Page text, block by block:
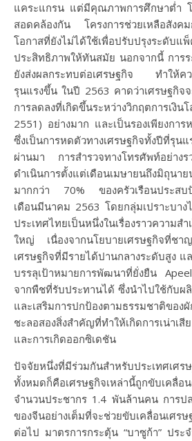
แคระแกรน แต่มีคุณภาพการศึกษาต่ำ
สอดคล้องกัน โครงการช่วยเหลือสัง
โอกาสที่ยังไม่ได้ใช้เพื่อปรับปรุงระดับแ
ประสิทธิภาพให้ทันสมัย นอกจากนี้ การ
ยังส่งผลกระทบต่อเศรษฐกิจ ทำให้คว
รุนแรงขึ้น ในปี 2563 คาดว่าเศรษฐกิจ
การลดลงที่เกิดขึ้นระหว่างวิกฤตการเงิ
2551) อย่างมาก และเป็นรองเพียงกา
ซึ่งเป็นการหดตัวทางเศรษฐกิจทั้งปีที่รุ
ผ่านมา การสำรวจทางโทรศัพท์อย่างร
ดำเนินการตั้งแต่เดือนเมษายนถึงมิถุนา
มากกว่า 70% ของครัวเรือนประสบ
เดือนมีนาคม 2563 โดยกลุ่มเปราะบา
ประเทศไทยเป็นหนึ่งในเรื่องราวความส
ใหญ่ เนื่องจากนโยบายเศรษฐกิจที่ช
เศรษฐกิจที่มีรายได้ปานกลางระดับสูง แ
บรรลุเป้าหมายการพัฒนาที่ยั่งยืน
จากพืชที่รับประทานได้ ซึ่งนำไปใช้กับ
และเสริมการปกป้องตามธรรมชาติข
ชะลอสองสิ่งสำคัญที่ทำให้เกิดการเน่า
และการเกิดออกซิเดชัน
ปัจจัยหนึ่งที่มีร่วมกันสำหรับประเทศเศร
ทั้งหมดก็คือเศรษฐกิจเหล่านี้ถูกขับเค
จำนวนประชากร 1.4 พันล้านคน การป
ของจีนอย่างเต็มที่จะช่วยขับเคลื่อนเศร
ต่อไป มาตรการกระตุ้น “บาซูก้า” ปร